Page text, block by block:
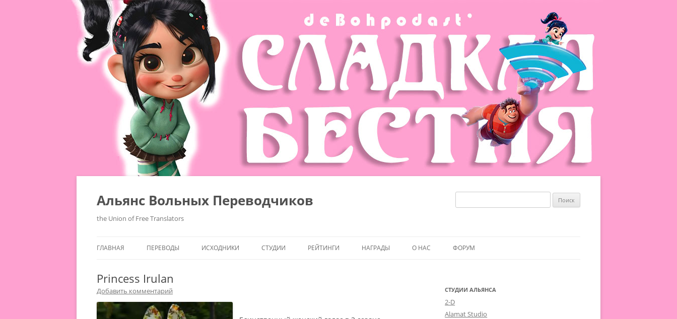
Альянс Вольных Переводчиков
the Union of Free Translators
Найти:
ГЛАВНАЯ ПЕРЕВОДЫ ИСХОДНИКИ СТУДИИ РЕЙТИНГИ НАГРАДЫ О НАС
ВСТУПЛЕНИЕ В АЛЬЯНС
ИСТОРИЯ АЛЬЯНСА
ФОРУМ
Princess Irulan
Добавить комментарий СТУДИИ АЛЬЯНСА
2-D
Alamat Studio